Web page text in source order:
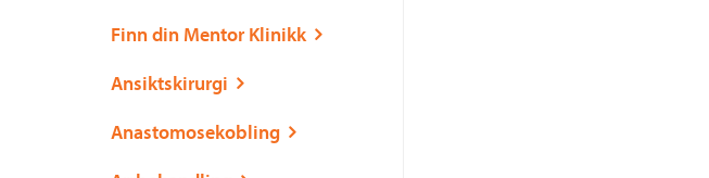
Finn din Mentor Klinikk
Ansiktskirurgi
Anastomosekobling